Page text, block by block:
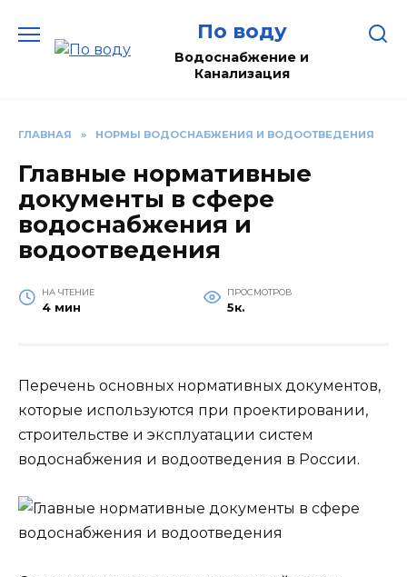
содержанию
По воду
Водоснабжение и
Канализация
ГЛАВНАЯ » НОРМЫ ВОДОСНАБЖЕНИЯ И ВОДООТВЕДЕНИЯ
Главные нормативные
документы в сфере
водоснабжения и
водоотведения
НА ЧТЕНИЕ
4 мин
ПРОСМОТРОВ
5к.
Перечень основных нормативных документов,
которые используются при проектировании,
строительстве и эксплуатации систем
водоснабжения и водоотведения в России.